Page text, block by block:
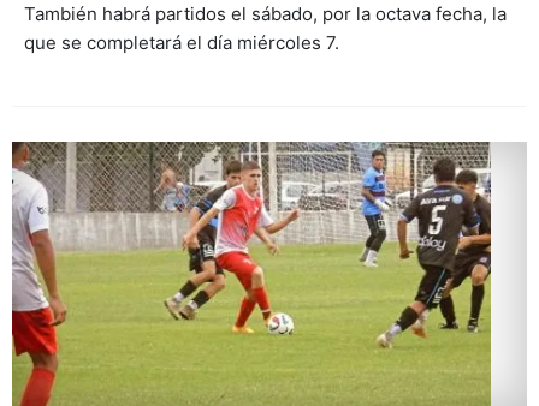
También habrá partidos el sábado, por la octava fecha, la
que se completará el día miércoles 7.